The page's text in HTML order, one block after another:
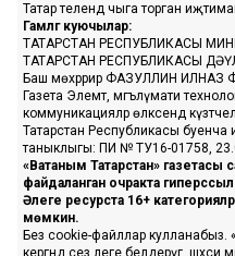
Татар телендә чыга торган
Гамәлгә куючылар:
ТАТАРСТАН РЕСПУБЛИКАСЫ
ТАТАРСТАН РЕСПУБЛИКАСЫ
Баш мөхәррир ФАЗУЛЛИН ИЛНАЗ
Газета Элемтә, мәгълүмати
коммуникацияләр өлкәсендә
Татарстан Республикасы буенча
таныклыгы: ПИ № ТУ16-01758,
«Ватаным Татарстан» газетасы
файдаланган очракта
Әлеге ресурста 16+
мөмкин.
Без cookie-файллар кулланабыз.